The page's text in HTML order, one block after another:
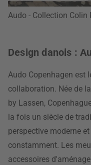
Audo - Collection Colin
Design danois :
Audo Copenhagen est
collaboration. Née de
by Lassen,
la fois un siècle de
perspective moderne
constamment. Les
accessoires